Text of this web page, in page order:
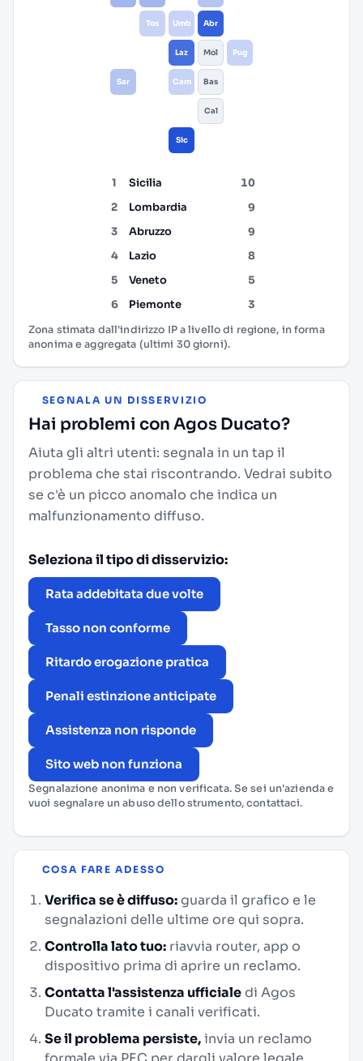
Tos Umb
Laz
Abr
Mol
Cam
Pug
Bas
Cal
Sar
Sic
1 Sicilia
10
2
Lombardia
9
3
Abruzzo
9
4
Lazio
8
5
Veneto
5
6
Piemonte 3
Zona stimata dall'indirizzo IP a livello di regione, in forma
anonima e aggregata (ultimi 30 giorni).
SEGNALA UN DISSERVIZIO
Hai problemi con Agos Ducato?
Aiuta gli altri utenti: segnala in un tap il
problema che stai riscontrando. Vedrai subito
se c'è un picco anomalo che indica un
malfunzionamento diffuso.
Seleziona il tipo di disservizio:
Rata addebitata due volte
Tasso non conforme
Ritardo erogazione pratica
Penali estinzione anticipate
Assistenza non risponde
Sito web non funziona
Segnalazione anonima e non verificata. Se sei un'azienda e
vuoi segnalare un abuso dello strumento,contattaci.
COSA FARE ADESSO
Verifica se è diffuso:guarda il grafico e le
segnalazioni delle ultime ore qui sopra.
Controlla lato tuo: riavvia router, app o
dispositivo prima di aprire un reclamo.
Contatta l'assistenza ufficialedi Agos
Ducato tramite i canali verificati.
Se il problema persiste,invia un reclamo